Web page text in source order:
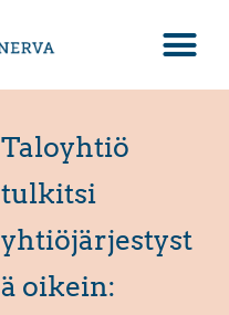
Taloyhtiö
tulkitsi
yhtiöjärjestyst
ä oikein: